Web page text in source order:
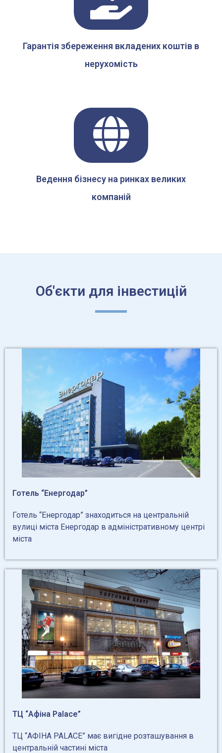
Гарантія збереження вкладених коштів в
нерухомість
Ведення бізнесу на ринках великих
компаній
Об'єкти для інвестицій
Готель “Енергодар”
Готель “Енергодар” знаходиться на центральній
вулиці міста Енергодар в адміністративному центрі
міста
ТЦ “Афіна Palace”
ТЦ “АФІНА PALACE” має вигідне розташування в
центральній частині міста